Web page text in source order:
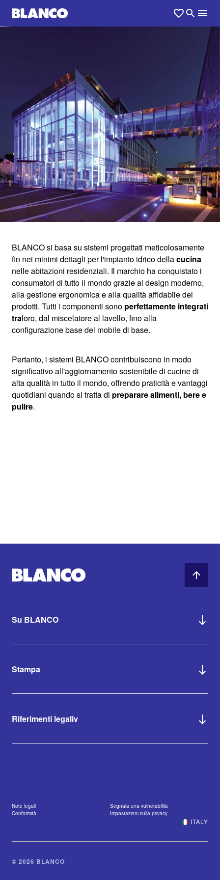
BENVENUTO IN
BLANCO
1 /0
BLANCO si basa su sistemi progettati meticolosamente
fin nei minimi dettagli per l'impianto idrico dellacucina
nelle abitazioni residenziali. Il marchio ha conquistato i
consumatori di tutto il mondo grazie al design moderno,
alla gestione ergonomica e alla qualità affidabile dei
prodotti. Tutti i componenti sono perfettamente integrati
traloro, dal miscelatore al lavello, fino alla
configurazione base del mobile di base.
Pertanto, i sistemi BLANCO contribuiscono in modo
significativo all'aggiornamento sostenibile di cucine di
alta qualità in tutto il mondo, offrendo praticità e vantaggi
quotidiani quando si tratta di preparare alimenti, bere e
pulire.
Su BLANCO
Stampa
Riferimenti legaliv
Note legali
Segnala una vulnerabilità
Conformità
Impostazioni sulla privacy
ITALY
© 2026 BLANCO